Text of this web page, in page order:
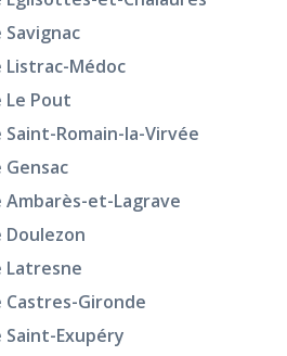
Savignac
Listrac-Médoc
Le Pout
Saint-Romain-la-Virvée
Gensac
Ambarès-et-Lagrave
Doulezon
Latresne
Castres-Gironde
Saint-Exupéry